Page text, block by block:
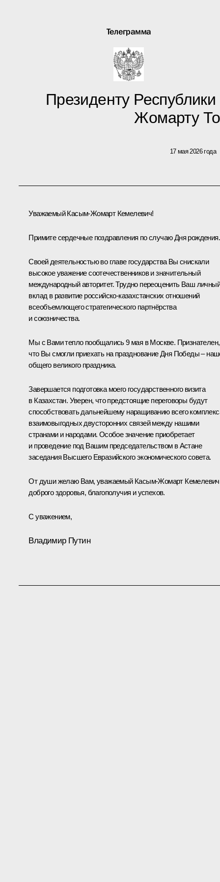
Телеграмма
Президенту
Жомарту
17 мая 2026 года
Уважаемый Касым-Жомарт Кемелевич!
Примите сердечные поздравления по случаю Дня рождения.
Своей деятельностью во главе государства Вы снискали
высокое уважение соотечественников и значительный
международный авторитет. Трудно переоценить Ваш личный
вклад в развитие российско-казахстанских отношений
всеобъемлющего стратегического партнёрства
и союзничества.
Мы с Вами тепло пообщались 9 мая в Москве. Признателен,
что Вы смогли приехать на празднование Дня Победы –
общего великого праздника.
Завершается подготовка моего государственного визита
в Казахстан. Уверен, что предстоящие переговоры будут
способствовать дальнейшему наращиванию всего
взаимовыгодных двусторонних связей между нашими
странами и народами. Особое значение приобретает
и проведение под Вашим председательством в Астане
заседания Высшего Евразийского экономического совета.
От души желаю Вам, уважаемый Касым-Жомарт
доброго здоровья, благополучия и успехов.
С уважением,
Владимир Путин